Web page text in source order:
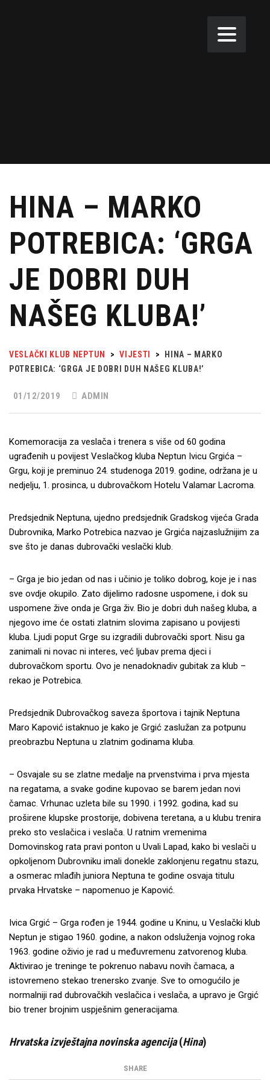
HINA – MARKO
POTREBICA: ‘GRGA
JE DOBRI DUH
NAŠEG KLUBA!’
VESLAČKI KLUB NEPTUN > VIJESTI >
HINA – MARKO
POTREBICA: ‘GRGA JE DOBRI DUH NAŠEG KLUBA!’
01/12/2019 ADMIN
Komemoracija za veslača i trenera s više od 60 godina
ugrađenih u povijest Veslačkog kluba Neptun Ivicu Grgića –
Grgu, koji je preminuo 24. studenoga 2019. godine, održana je u
nedjelju, 1. prosinca, u dubrovačkom Hotelu Valamar Lacroma.
Predsjednik Neptuna, ujedno predsjednik Gradskog vijeća Grada
Dubrovnika, Marko Potrebica nazvao je Grgića najzaslužnijim za
sve što je danas dubrovački veslački klub.
– Grga je bio jedan od nas i učinio je toliko dobrog, koje je i nas
sve ovdje okupilo. Zato dijelimo radosne uspomene, i dok su
uspomene žive onda je Grga živ. Bio je dobri duh našeg kluba, a
njegovo ime će ostati zlatnim slovima zapisano u povijesti
kluba. Ljudi poput Grge su izgradili dubrovački sport. Nisu ga
zanimali ni novac ni interes, već ljubav prema djeci i
dubrovačkom sportu. Ovo je nenadoknadiv gubitak za klub –
rekao je Potrebica.
Predsjednik Dubrovačkog saveza športova i tajnik Neptuna
Maro Kapović istaknuo je kako je Grgić zaslužan za potpunu
preobrazbu Neptuna u zlatnim godinama kluba.
– Osvajale su se zlatne medalje na prvenstvima i prva mjesta
na regatama, a svake godine kupovao se barem jedan novi
čamac. Vrhunac uzleta bile su 1990. i 1992. godina, kad su
proširene klupske prostorije, dobivena teretana, a u klubu trenira
preko sto veslačica i veslača. U ratnim vremenima
Domovinskog rata pravi ponton u Uvali Lapad, kako bi veslači u
opkoljenom Dubrovniku imali donekle zaklonjenu regatnu stazu,
a osmerac mlađih juniora Neptuna te godine osvaja titulu
prvaka Hrvatske – napomenuo je Kapović.
Ivica Grgić – Grga rođen je 1944. godine u Kninu, u Veslački klub
Neptun je stigao 1960. godine, a nakon odsluženja vojnog roka
1963. godine oživio je rad u međuvremenu zatvorenog kluba.
Aktivirao je treninge te pokrenuo nabavu novih čamaca, a
istovremeno stekao trenersko zvanje. Sve to omogućilo je
normalniji rad dubrovačkih veslačica i veslača, a upravo je Grgić
bio trener brojnim uspješnim generacijama.
Hrvatska izvještajna novinska agencija(Hina)
SHARE